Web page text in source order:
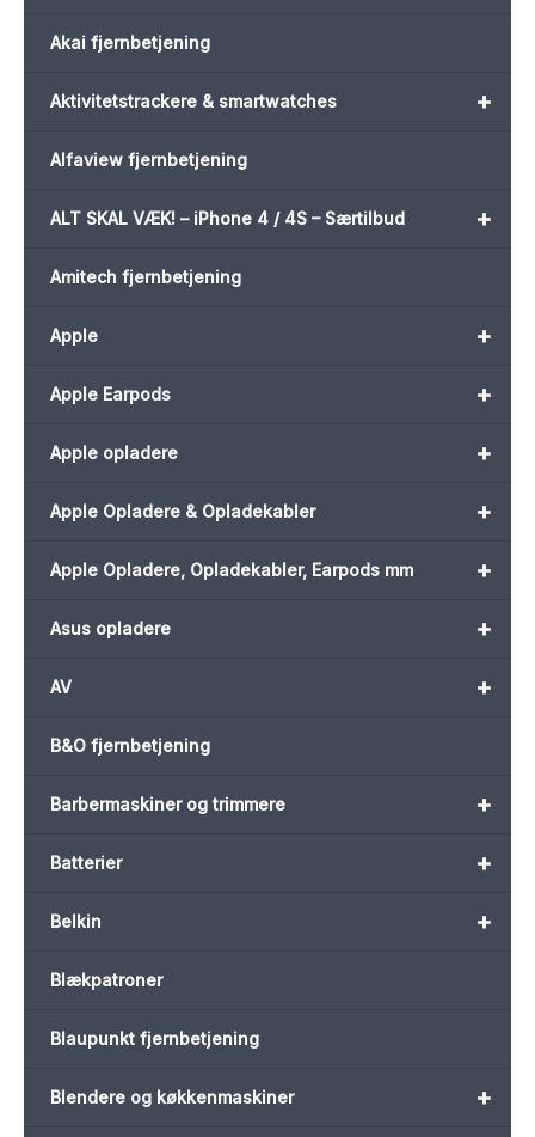
Akai fjernbetjening
+
Aktivitetstrackere & smartwatches
Alfaview fjernbetjening
+
ALT SKAL VÆK! – iPhone 4 / 4S – Særtilbud
Amitech fjernbetjening
+
Apple
+
Apple Earpods
+
Apple opladere
+
Apple Opladere & Opladekabler
+
Apple Opladere, Opladekabler, Earpods mm
+
Asus opladere
+
AV
B&O fjernbetjening
+
Barbermaskiner og trimmere
+
Batterier
+
Belkin
Blækpatroner
Blaupunkt fjernbetjening
+
Blendere og køkkenmaskiner